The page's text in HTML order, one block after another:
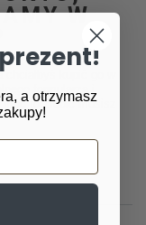
W
kupić go w
formularza i
to zrobić musisz
a otrzymasz